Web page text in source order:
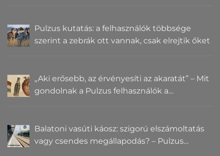
Pulzus kutatás: a felhasználók többsége
szerint a zebrák ott vannak, csak elrejtik őket
„Aki erősebb, az érvényesíti az akaratát” – Mit
gondolnak a Pulzus felhasználók a
Balatoni vasúti káosz: szigorú elszámoltatás
vagy csendes megállapodás? – Pulzus